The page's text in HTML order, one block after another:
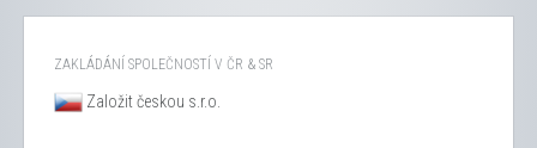
ZAKLÁDÁNÍ SPOLEČNOSTÍ V ČR & SR
Založit českou s.r.o.